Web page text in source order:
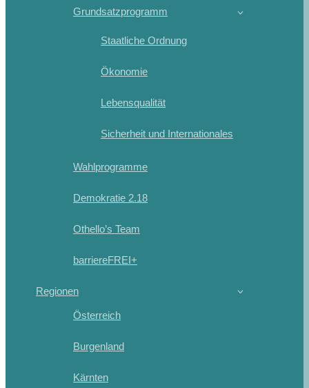
Grundsatzprogramm
Staatliche Ordnung
Ökonomie
Lebensqualität
Sicherheit und Internationales
Wahlprogramme
Demokratie 2.18
Othello’s Team
barriereFREI+
Regionen
Österreich
Burgenland
Kärnten